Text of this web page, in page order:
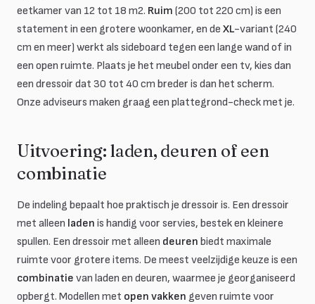
eetkamer van 12 tot 18 m2. Ruim (200 tot 220 cm) is een
statement in een grotere woonkamer, en de XL-variant (240
cm en meer) werkt als sideboard tegen een lange wand of in
een open ruimte. Plaats je het meubel onder een tv, kies dan
een dressoir dat 30 tot 40 cm breder is dan het scherm.
Onze adviseurs maken graag een plattegrond-check met je.
Uitvoering: laden, deuren of een
combinatie
De indeling bepaalt hoe praktisch je dressoir is. Een dressoir
met alleen laden is handig voor servies, bestek en kleinere
spullen. Een dressoir met alleen deuren biedt maximale
ruimte voor grotere items. De meest veelzijdige keuze is een
combinatie van laden en deuren, waarmee je georganiseerd
opbergt. Modellen met open vakken geven ruimte voor